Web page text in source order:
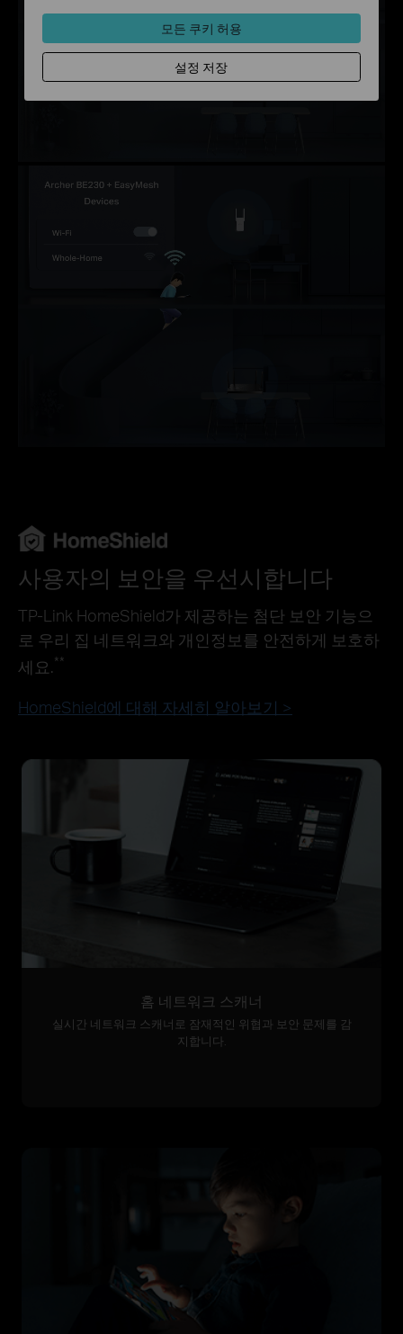
사용자의 보안을 우선시합니다
TP-Link HomeShield가 제공하는 첨단 보안 기능으
로 우리 집 네트워크와 개인정보를 안전하게 보호하
세요. **
HomeShield에 대해 자세히 알아보기 >
홈 네트워크 스캐너
실시간 네트워크 스캐너로 잠재적인 위협과 보안 문제를 감
지합니다.
모든 쿠키 허용
설정 저장